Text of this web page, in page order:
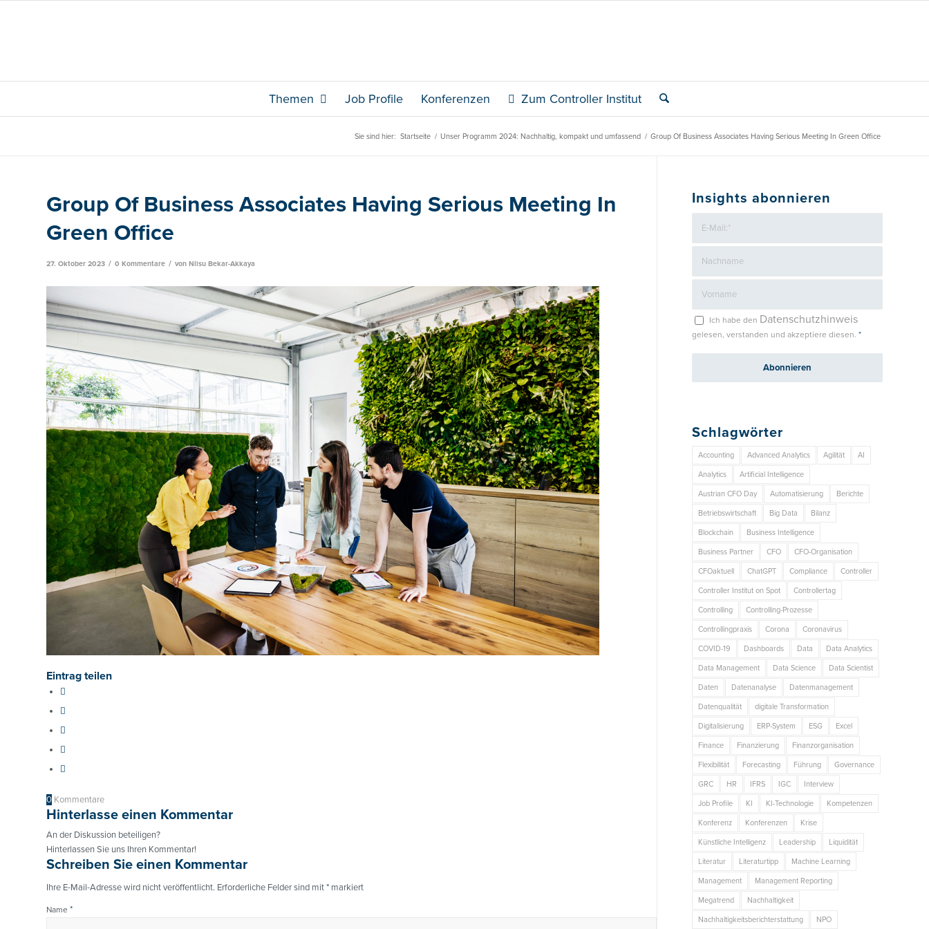
Themen Job Profile Konferenzen Zum Controller Institut
Sie sind hier: Startseite / Unser Programm 2024: Nachhaltig, kompakt und umfassend / Group Of Business Associates Having Serious Meeting In Green Office
Group Of Business Associates Having Serious Meeting In
Green Office
27. Oktober 2023 / 0 Kommentare / von Nilsu Bekar-Akkaya
Eintrag teilen
0 Kommentare
Hinterlasse einen Kommentar
An der Diskussion beteiligen?
Hinterlassen Sie uns Ihren Kommentar!
Schreiben Sie einen Kommentar
Ihre E-Mail-Adresse wird nicht veröffentlicht. Erforderliche Felder sind mit* markiert
Name *
Insights abonnieren
Ich habe den Datenschutzhinweis
gelesen, verstanden und akzeptiere diesen.*
Schlagwörter
Accounting Advanced Analytics Agilität AI
Analytics Artificial Intelligence
Austrian CFO Day Automatisierung Berichte
Betriebswirtschaft Big Data Bilanz
Blockchain Business Intelligence
Business Partner CFO CFO-Organisation
CFOaktuell ChatGPT Compliance Controller
Controller Institut on Spot Controllertag
Controlling Controlling-Prozesse
Controllingpraxis Corona Coronavirus
COVID-19 Dashboards Data Data Analytics
Data Management Data Science Data Scientist
Daten Datenanalyse Datenmanagement
Datenqualität digitale Transformation
Digitalisierung ERP-System ESG Excel
Finance Finanzierung Finanzorganisation
Flexibilität Forecasting Führung Governance
GRC HR IFRS IGC Interview
Job Profile KI KI-Technologie Kompetenzen
Konferenz Konferenzen Krise
Künstliche Intelligenz Leadership Liquidität
Literatur Literaturtipp Machine Learning
Management Management Reporting
Megatrend Nachhaltigkeit
Nachhaltigkeitsberichterstattung NPO